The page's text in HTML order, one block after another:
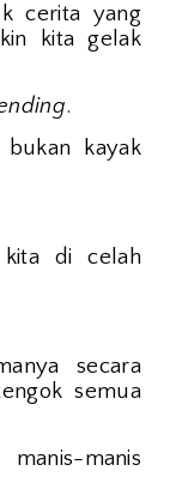
cerita yang
kita gelak
.
kayak
di celah
secara
semua
manis